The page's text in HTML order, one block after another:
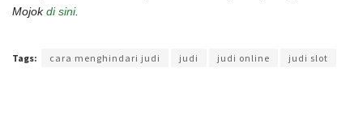
Mojokdi sini.
Tags: cara menghindari judi judi judi online judi slot